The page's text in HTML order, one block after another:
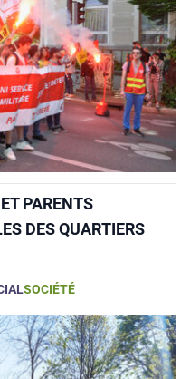
PARENTS
DES QUARTIERS
SOCIÉTÉ